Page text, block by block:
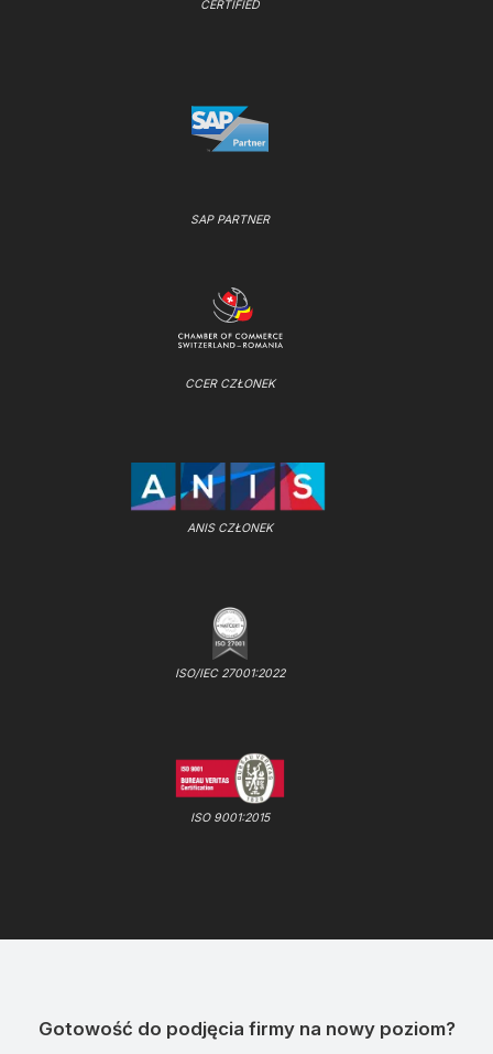
CERTIFIED
SAP PARTNER
CCER CZŁONEK
ANIS CZŁONEK
ISO/IEC 27001:2022
ISO 9001:2015
Gotowość do podjęcia firmy na nowy poziom?